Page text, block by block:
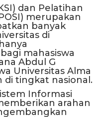
dan Pelatihan
merupakan
banyak
di
mahasiswa
Abdul G
Universitas Alma
di tingkat nasional.
Informasi
arahan